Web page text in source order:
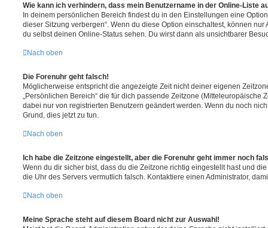
Wie kann ich verhindern, dass mein Benutzername in der Online-Liste
In deinem persönlichen Bereich findest du in den Einstellungen eine
dieser Sitzung verbergen“. Wenn du diese Option einschaltest, können
du selbst deinen Online-Status sehen. Du wirst dann als unsichtbarer
Nach oben
Die Forenuhr geht falsch!
Möglicherweise entspricht die angezeigte Zeit nicht deiner eigenen
„Persönlichen Bereich“ die für dich passende Zeitzone (Mitteleuropäische
dabei nur von registrierten Benutzern geändert werden. Wenn du noch
Grund, dies jetzt zu tun.
Nach oben
Ich habe die Zeitzone eingestellt, aber die Forenuhr geht immer noch
Wenn du dir sicher bist, dass du die Zeitzone richtig eingestellt hast und
die Uhr des Servers vermutlich falsch. Kontaktiere einen Administrator,
Nach oben
Meine Sprache steht auf diesem Board nicht zur Auswahl!